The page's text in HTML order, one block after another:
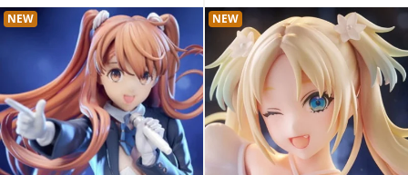
NEW NEW